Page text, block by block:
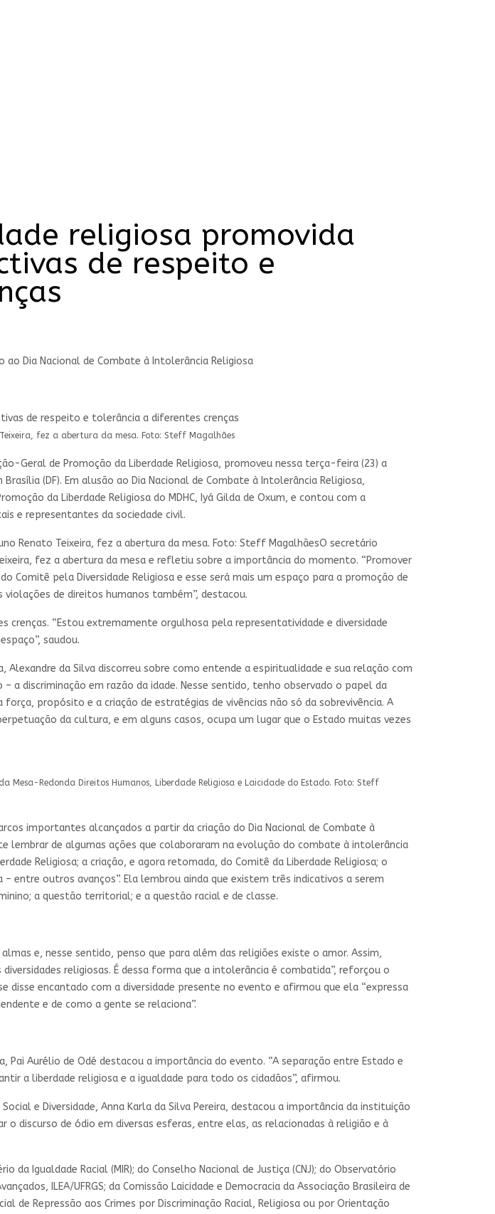
religiosa promovida
de respeito e
Dia Nacional de Combate à Intolerância Religiosa
fez a abertura da mesa. Foto: Steff Magalhães
Geral de Promoção da Liberdade Religiosa, promoveu nessa terça-feira (23) a
(DF). Em alusão ao Dia Nacional de Combate à Intolerância Religiosa,
da Liberdade Religiosa do MDHC, Iyá Gilda de Oxum, e contou com a
e representantes da sociedade civil.
Renato Teixeira, fez a abertura da mesa. Foto: Steff MagalhãesO secretário
fez a abertura da mesa e refletiu sobre a importância do momento. “Promover
Comitê pela Diversidade Religiosa e esse será mais um espaço para a promoção de
de direitos humanos também”, destacou.
“Estou extremamente orgulhosa pela representatividade e diversidade
saudou.
da Silva discorreu sobre como entende a espiritualidade e sua relação com
a discriminação em razão da idade. Nesse sentido, tenho observado o papel da
propósito e a criação de estratégias de vivências não só da sobrevivência. A
da cultura, e em alguns casos, ocupa um lugar que o Estado muitas vezes
Redonda Direitos Humanos, Liberdade Religiosa e Laicidade do Estado. Foto: Steff
importantes alcançados a partir da criação do Dia Nacional de Combate à
lembrar de algumas ações que colaboraram na evolução do combate à intolerância
Religiosa; a criação, e agora retomada, do Comitê da Liberdade Religiosa; o
entre outros avanços”. Ela lembrou ainda que existem três indicativos a serem
a questão territorial; e a questão racial e de classe.
e, nesse sentido, penso que para além das religiões existe o amor. Assim,
religiosas. É dessa forma que a intolerância é combatida”, reforçou o
disse encantado com a diversidade presente no evento e afirmou que ela “expressa
e de como a gente se relaciona”.
Aurélio de Odé destacou a importância do evento. “A separação entre Estado e
a liberdade religiosa e a igualdade para todo os cidadãos”, afirmou.
e Diversidade, Anna Karla da Silva Pereira, destacou a importância da instituição
discurso de ódio em diversas esferas, entre elas, as relacionadas à religião e à
Igualdade Racial (MIR); do Conselho Nacional de Justiça (CNJ); do Observatório
ILEA/UFRGS; da Comissão Laicidade e Democracia da Associação Brasileira de
de Repressão aos Crimes por Discriminação Racial, Religiosa ou por Orientação